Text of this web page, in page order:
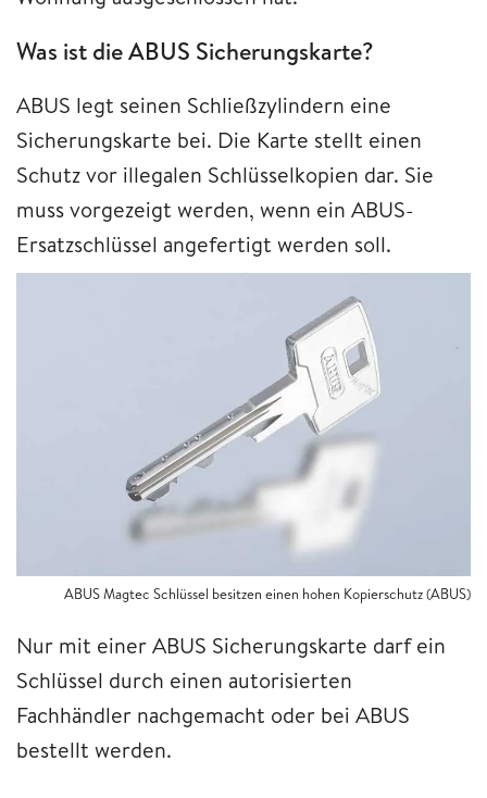
Was ist die ABUS Sicherungskarte?
ABUS legt seinen Schließzylindern eine
Sicherungskarte bei. Die Karte stellt einen
Schutz vor illegalen Schlüsselkopien dar. Sie
muss vorgezeigt werden, wenn ein ABUS-
Ersatzschlüssel angefertigt werden soll.
ABUS Magtec Schlüssel besitzen einen hohen Kopierschutz (ABUS)
Nur mit einer ABUS Sicherungskarte darf ein
Schlüssel durch einen autorisierten
Fachhändler nachgemacht oder bei ABUS
bestellt werden.